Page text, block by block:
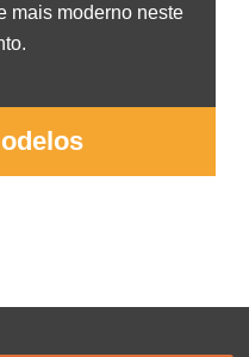
mais moderno neste